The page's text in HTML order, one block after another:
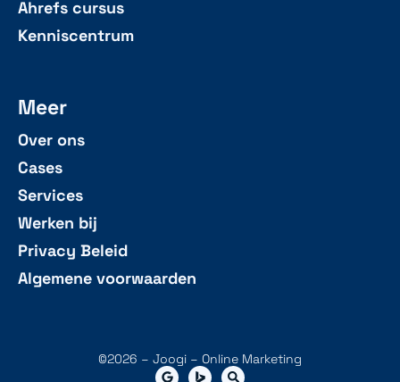
Ahrefs cursus
Kenniscentrum
Meer
Over ons
Cases
Services
Werken bij
Privacy Beleid
Algemene voorwaarden
©2026 – Joogi – Online Marketing